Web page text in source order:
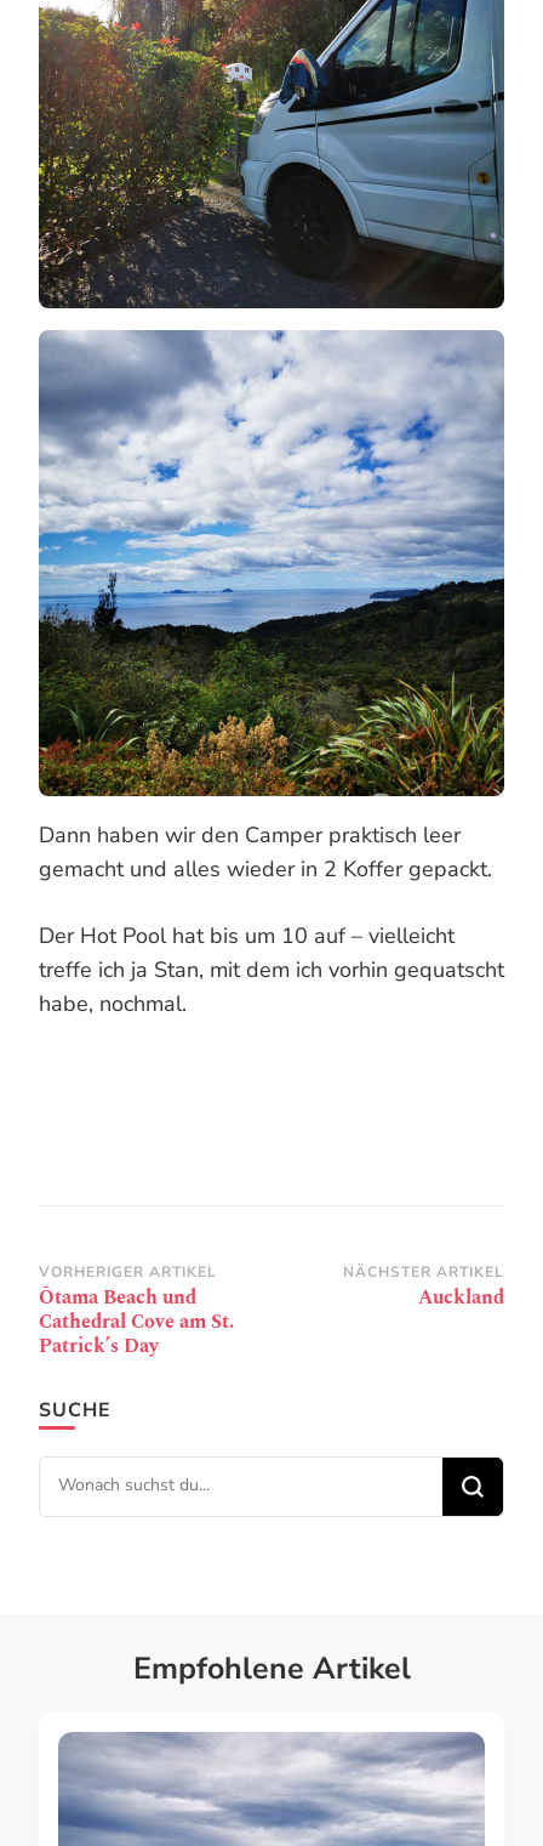
Dann haben wir den Camper praktisch leer
gemacht und alles wieder in 2 Koffer gepackt.
Der Hot Pool hat bis um 10 auf – vielleicht
treffe ich ja Stan, mit dem ich vorhin gequatscht
habe, nochmal.
Beitragsnavigation
VORHERIGER ARTIKEL
Ōtama Beach und
Cathedral Cove am St.
Patrick’s Day
NÄCHSTER ARTIKEL
Auckland
SUCHE
Suchst du nach etwas?
Empfohlene Artikel